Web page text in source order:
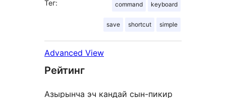
Тег: command keyboard
save shortcut simple
Advanced View
Рейтинг
Азырынча эч кандай сын-пикир